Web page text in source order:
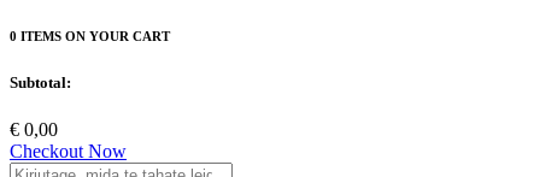
0 ITEMS ON YOUR CART
Subtotal:
€ 0,00
Checkout Now